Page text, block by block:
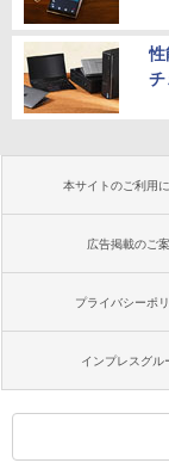
性
チ
本サイトのご利用
広告掲載のご
プライバシーポ
インプレスグル